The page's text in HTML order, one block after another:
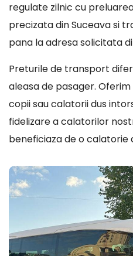
regulate zilnic cu
precizata din Suceava si
pana la adresa solicitata
Preturile de transport
aleasa de pasager.
copii sau calatorii dus
fidelizare a calatorilor
beneficiaza de o calatorie